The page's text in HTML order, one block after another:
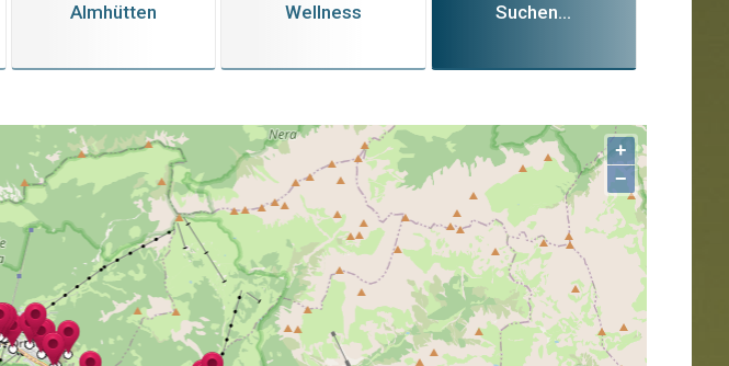
Almhütten Wellness Suchen...
+
−